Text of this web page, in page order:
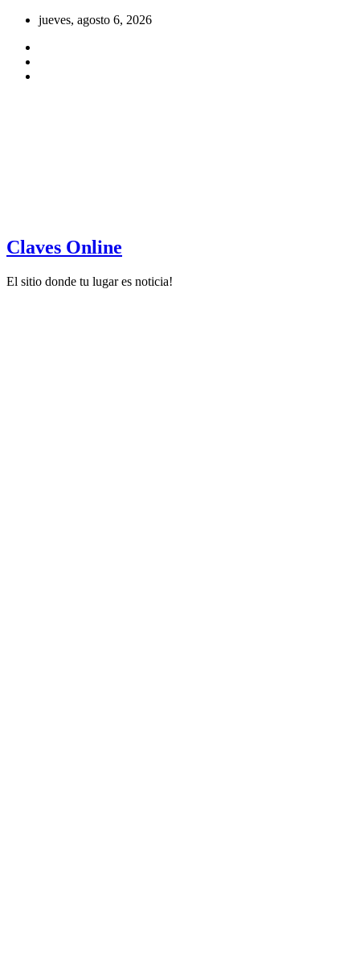
Saltar
contenido
jueves, agosto 6, 2026
Claves Online
El sitio donde tu lugar es noticia!